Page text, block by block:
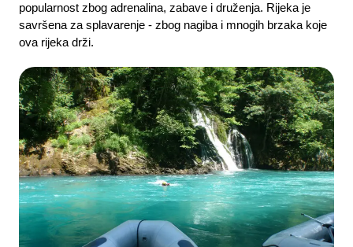
popularnost zbog adrenalina, zabave i druženja. Rijeka je
savršena za splavarenje - zbog nagiba i mnogih brzaka koje
ova rijeka drži.